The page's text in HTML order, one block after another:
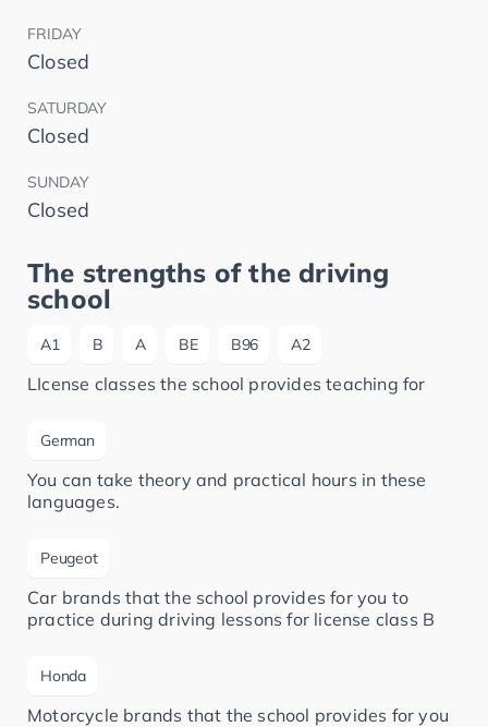
FRIDAY
Closed
SATURDAY
Closed
SUNDAY
Closed
The strengths of the driving
school
A1 B A BE B96 A2
LIcense classes the school provides teaching for
German
You can take theory and practical hours in these
languages.
Peugeot
Car brands that the school provides for you to
practice during driving lessons for license class B
Honda
Motorcycle brands that the school provides for you